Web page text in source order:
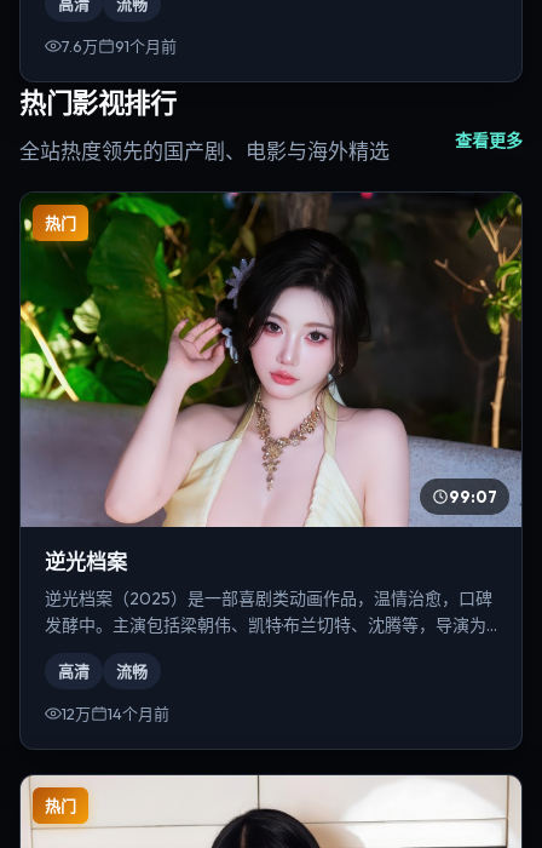
7.6万 91个月前
热门影视排行
全站热度领先的国产剧、电影与海外精选 查看更多
热门
99:07
逆光档案
逆光档案（2025）是一部喜剧类动画作品，温情治愈，口碑
发酵中。主演包括梁朝伟、凯特·布兰切特、沈腾等，导演为
高清 流畅
12万 14个月前
热门